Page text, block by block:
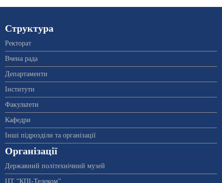
Структура
Ректорат
Вчена рада
Департаменти
Інститути
Факультети
Кафедри
Інші підрозділи та організації
Організації
Державний політехнічний музей
ЦТ “КПІ-Телеком”